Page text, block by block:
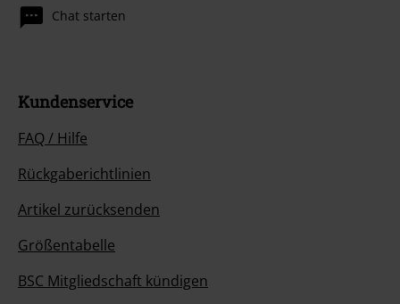
Chat starten
Kundenservice
FAQ / Hilfe
Rückgaberichtlinien
Artikel zurücksenden
Größentabelle
BSC Mitgliedschaft kündigen